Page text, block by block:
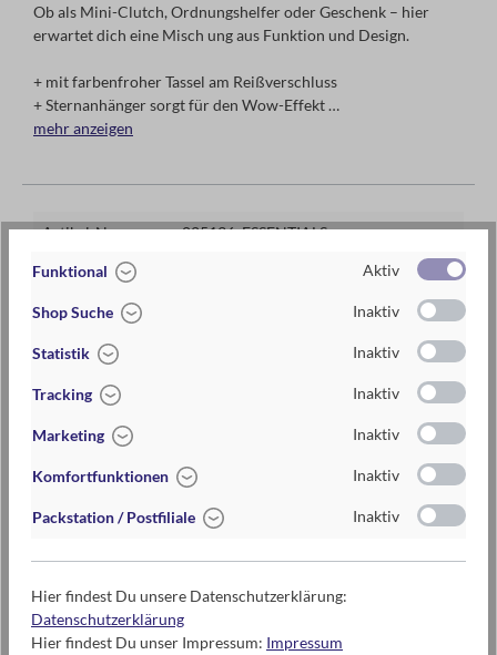
Ob als Mini-Clutch, Ordnungshelfer oder Geschenk – hier
erwartet dich eine Misch ung aus Funktion und Design.
+ mit farbenfroher Tassel am Reißverschluss
+ Sternanhänger sorgt für den Wow-Effekt
+ stylischer Metallic-Schriftzug
mehr anzeigen
Artikel-Nr.: 025136_ESSENTIALS
EAN / ISBN
Warengruppe
Lieferzeit
Preis
Maße
Materialien 100% Baumwolle
85% Polyester, 15% Baumwolle
Funktional Aktiv
Shop Suche Inaktiv
Statistik Inaktiv
Tracking Inaktiv
Marketing Inaktiv
Komfortfunktionen Inaktiv
Packstation / Postfiliale Inaktiv
Hier findest Du unsere Datenschutzerklärung:
Datenschutzerklärung
Hier findest Du unser Impressum: Impressum